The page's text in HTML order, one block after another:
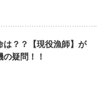
は？？【現役漁師】が
疑問！！